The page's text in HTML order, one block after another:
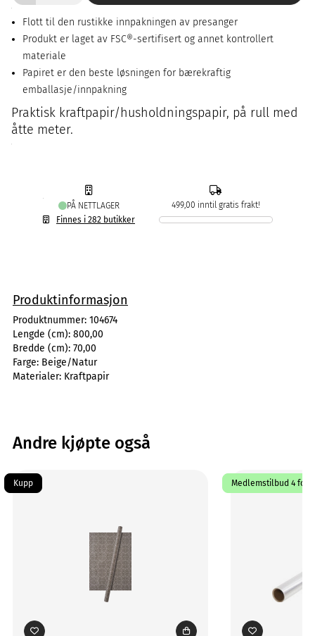
Flott til den rustikke innpakningen av presanger
Produkt er laget av FSC®-sertifisert og annet kontrollert
materiale
Papiret er den beste løsningen for bærekraftig
emballasje/innpakning
Praktisk kraftpapir/husholdningspapir, på rull med
åtte meter.
PÅ NETTLAGER
Finnes i 282 butikker
499,00 inntil gratis frakt!
Produktinformasjon
Produktnummer: 104674
Lengde (cm): 800,00
Bredde (cm): 70,00
Farge: Beige/Natur
Materialer: Kraftpapir
Andre kjøpte også
Kupp Medlemstilbud 4 for 3